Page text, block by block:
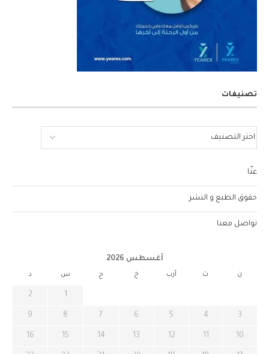
تصنيفات
عنّا
حقوق الطبع و النشر
تواصل معنا
أغسطس 2026
ن ث أرب خ ج س د
1
2
3
4
5
6
7
8
9
10
11
12
13
14
15
16